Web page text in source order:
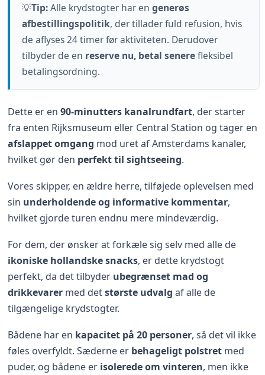
💡Tip:Alle krydstogter har engenerøs
afbestillingspolitik, der tillader fuld refusion, hvis
de aflyses 24 timer før aktiviteten. Derudover
tilbyder de en reserve nu, betal senerefleksibel
betalingsordning.
Dette er en90-minutters kanalrundfart, der starter
fra enten Rijksmuseum eller Central Station og tager en
afslappet omgang mod uret af Amsterdams kanaler,
hvilket gør den perfekt til sightseeing.
Vores skipper, en ældre herre, tilføjede oplevelsen med
sin underholdende og informative kommentar,
hvilket gjorde turen endnu mere mindeværdig.
For dem, der ønsker at forkæle sig selv med alle de
ikoniske hollandske snacks, er dette krydstogt
perfekt, da det tilbyder ubegrænset mad og
drikkevarer med detstørste udvalg af alle de
tilgængelige krydstogter.
Bådene har en kapacitet på 20 personer, så det vil ikke
føles overfyldt. Sæderne er behageligt polstret med
puder, og bådene er isolerede om vinteren, men ikke